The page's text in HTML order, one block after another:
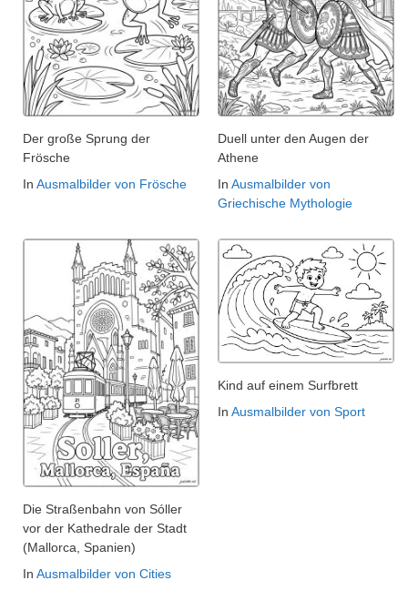
Der große Sprung der
Frösche
In Ausmalbilder von Frösche
Duell unter den Augen der
Athene
In Ausmalbilder von
Griechische Mythologie
Die Straßenbahn von Sóller
vor der Kathedrale der Stadt
(Mallorca, Spanien)
In Ausmalbilder von Cities
Kind auf einem Surfbrett
In Ausmalbilder von Sport